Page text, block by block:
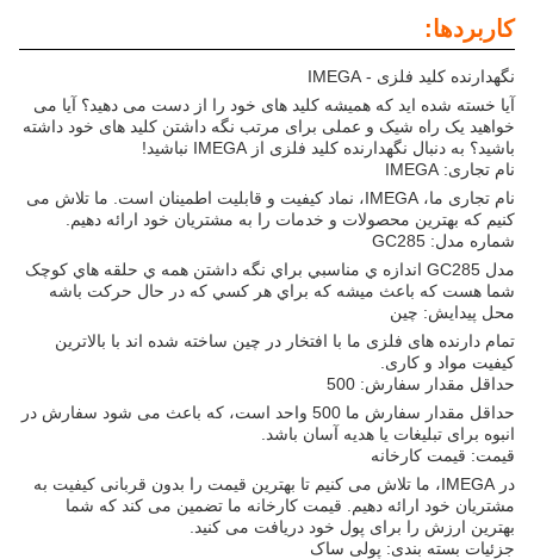
کاربردها:
نگهدارنده کلید فلزی - IMEGA
آیا خسته شده اید که همیشه کلید های خود را از دست می دهید؟ آیا می
خواهید یک راه شیک و عملی برای مرتب نگه داشتن کلید های خود داشته
باشید؟ به دنبال نگهدارنده کلید فلزی از IMEGA نباشید!
نام تجاری: IMEGA
نام تجاری ما، IMEGA، نماد کیفیت و قابلیت اطمینان است. ما تلاش می
کنیم که بهترین محصولات و خدمات را به مشتریان خود ارائه دهیم.
شماره مدل: GC285
مدل GC285 اندازه ي مناسبي براي نگه داشتن همه ي حلقه هاي کوچک
شما هست که باعث ميشه که براي هر کسي که در حال حرکت باشه
محل پیدایش: چین
تمام دارنده های فلزی ما با افتخار در چین ساخته شده اند با بالاترین
کیفیت مواد و کاری.
حداقل مقدار سفارش: 500
حداقل مقدار سفارش ما 500 واحد است، که باعث می شود سفارش در
انبوه برای تبلیغات یا هدیه آسان باشد.
قیمت: قیمت کارخانه
در IMEGA، ما تلاش می کنیم تا بهترین قیمت را بدون قربانی کیفیت به
مشتریان خود ارائه دهیم. قیمت کارخانه ما تضمین می کند که شما
بهترین ارزش را برای پول خود دریافت می کنید.
جزئیات بسته بندی: پولی ساک